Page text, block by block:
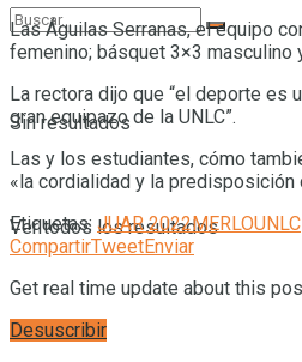
Sin resultados
Ver todos los resultados
Las Águilas Serranas, el equipo
femenino; básquet 3×3 masculino
La rectora dijo que “el deporte es
gran equipazo de la UNLC”.
Las y los estudiantes, cómo
«la cordialidad y la predisposición
Etiquetas: JUAR 2022MERLOUNLC
CompartirTweetEnviar
Get real time update about this
Desuscribir